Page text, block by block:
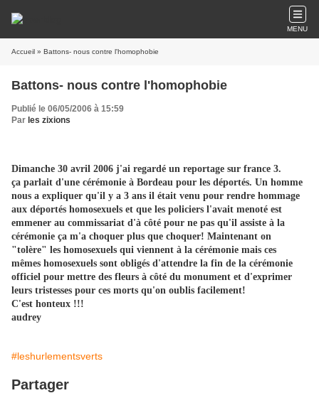
MENU
Accueil » Battons- nous contre l'homophobie
Battons- nous contre l'homophobie
Publié le 06/05/2006 à 15:59
Par les zixions
Dimanche 30 avril 2006 j'ai regardé un reportage sur france 3.
ça parlait d'une cérémonie à Bordeau pour les déportés. Un homme
nous a expliquer qu'il y a 3 ans il était venu pour rendre hommage
aux déportés homosexuels et que les policiers l'avait menoté est
emmener au commissariat d'à côté pour ne pas qu'il assiste à la
cérémonie ça m'a choquer plus que choquer! Maintenant on
"tolère" les homosexuels qui viennent à la cérémonie mais ces
mêmes homosexuels sont obligés d'attendre la fin de la cérémonie
officiel pour mettre des fleurs à côté du monument et d'exprimer
leurs tristesses pour ces morts qu'on oublis facilement!
C'est honteux !!!
audrey
#leshurlementsverts
Partager